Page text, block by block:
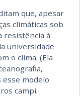
que, apesar
climáticas sob
resistência à
universidade
o clima. (Ela
esse modelo
campi.